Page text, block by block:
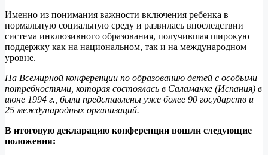
Именно из понимания важности включения ребенка в
нормальную социальную среду и развилась впоследствии
система инклюзивного образования, получившая широкую
поддержку как на национальном, так и на международном
уровне.
На Всемирной конференции по образованию детей с особыми
потребностями, которая состоялась в Саламанке (Испания) в
июне 1994 г., были представлены уже более 90 государств и
25 международных организаций.
В итоговую декларацию конференции вошли следующие
положения: